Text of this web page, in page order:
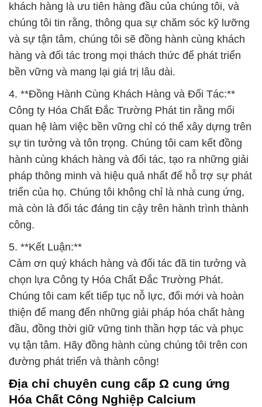
khách hàng là ưu tiên hàng đầu của chúng tôi, và
chúng tôi tin rằng, thông qua sự chăm sóc kỹ lưỡng
và sự tận tâm, chúng tôi sẽ đồng hành cùng khách
hàng và đối tác trong mọi thách thức để phát triển
bền vững và mang lại giá trị lâu dài.
4. **Đồng Hành Cùng Khách Hàng và Đối Tác:**
Công ty Hóa Chất Đắc Trường Phát tin rằng mối
quan hệ làm việc bền vững chỉ có thể xây dựng trên
sự tin tưởng và tôn trọng. Chúng tôi cam kết đồng
hành cùng khách hàng và đối tác, tạo ra những giải
pháp thông minh và hiệu quả nhất để hỗ trợ sự phát
triển của họ. Chúng tôi không chỉ là nhà cung ứng,
mà còn là đối tác đáng tin cậy trên hành trình thành
công.
5. **Kết Luận:**
Cảm ơn quý khách hàng và đối tác đã tin tưởng và
chọn lựa Công ty Hóa Chất Đắc Trường Phát.
Chúng tôi cam kết tiếp tục nỗ lực, đổi mới và hoàn
thiện để mang đến những giải pháp hóa chất hàng
đầu, đồng thời giữ vững tinh thần hợp tác và phục
vụ tận tâm. Hãy đồng hành cùng chúng tôi trên con
đường phát triển và thành công!
Địa chỉ chuyên cung cấp Ω cung ứng
Hóa Chất Công Nghiệp Calcium